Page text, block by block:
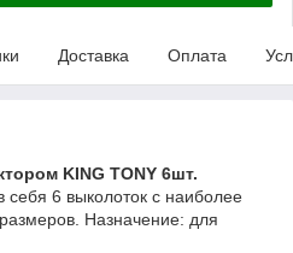
Доставка Оплата
KING TONY 6шт.
себя 6 выколоток с наиболее
Назначение: для